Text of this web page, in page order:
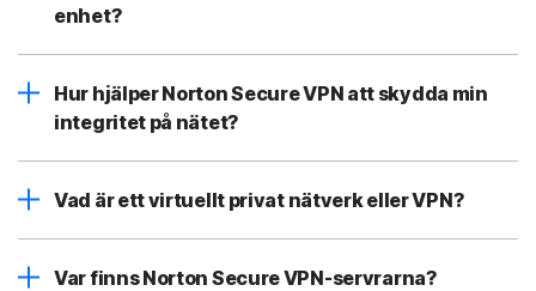
enhet?
Hur hjälper Norton Secure VPN att skydda min
integritet på nätet?
Vad är ett virtuellt privat nätverk eller VPN?
Var finns Norton Secure VPN-servrarna?